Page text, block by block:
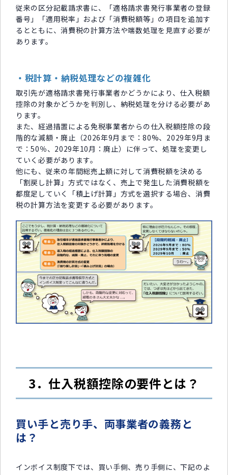
従来の区分記載請求書に、「適格請求書発行事業者の登録
番号」「適用税率」および「消費税額等」の項目を追加す
るとともに、消費税の計算方法や端数処理を見直す必要が
あります。
・税計算・納税処理などの複雑化
取引先が適格請求書発行事業者かどうかにより、仕入税額
控除の対象かどうかを判別し、納税処理を分ける必要があ
ります。
また、経過措置による免税事業者からの仕入税額控除の段
階的な減額・廃止（2026年9月まで：80%、2029年9月ま
で：50％、2029年10月：廃止）に伴って、処理を変更し
ていく必要があります。
他にも、従来の年間総売上額に対して消費税額を決める
「割戻し計算」方式ではなく、売上で発生した消費税額を
都度足していく「積上げ計算」方式を選択する場合、消費
税の計算方法を変更する必要があります。
3．仕入税額控除の要件とは？
買い手と売り手、両事業者の義務と
は？
インボイス制度下では、買い手側、売り手側に、下記のよ